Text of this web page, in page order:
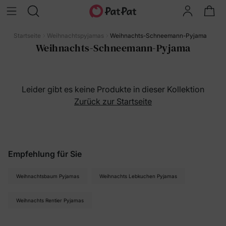
Startseite Weihnachtspyjamas Weihnachts-Schneemann-Pyjama
Weihnachts-Schneemann-Pyjama
Leider gibt es keine Produkte in dieser Kollektion
Zurück zur Startseite
Empfehlung für Sie
Weihnachtsbaum Pyjamas Weihnachts Lebkuchen Pyjamas
Weihnachts Rentier Pyjamas